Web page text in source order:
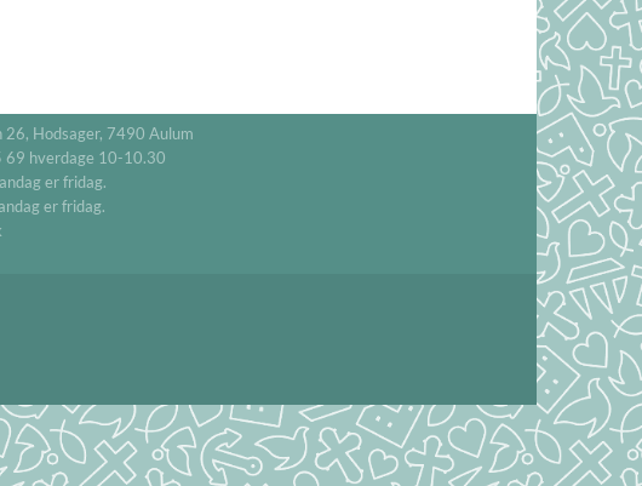
Hodsager, 7490 Aulum
hverdage 10-10.30
er fridag.
er fridag.